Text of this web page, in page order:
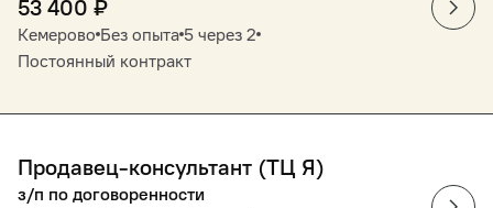
53 400 ₽
Кемерово Без опыта 5 через 2
Постоянный контракт
Продавец-консультант (ТЦ Я)
з/п по договоренности